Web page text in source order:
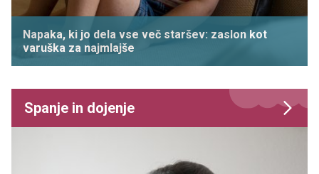
Napaka, ki jo dela vse več staršev: zaslon kot
varuška za najmlajše
Spanje in dojenje